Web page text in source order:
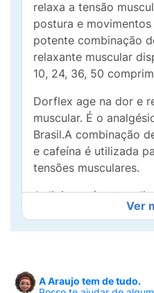
relaxa a tensão
postura e
potente combinação
relaxante muscular
10, 24, 36, 50
Dorflex age na dor e
muscular. É o
Brasil.A combinação
e cafeína é utilizada
tensões musculares.
A dipirona é um
diminuição da dor,
responsável pelo
dor.
Ver
A Araujo tem de tudo.